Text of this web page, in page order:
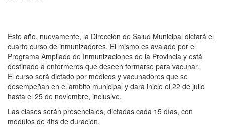
Este año, nuevamente, la Dirección de Salud Municipal dictará el
cuarto curso de inmunizadores. El mismo es avalado por el
Programa Ampliado de Inmunizaciones de la Provincia y está
destinado a enfermeros que deseen formarse para vacunar.
El curso será dictado por médicos y vacunadores que se
desempeñan en el ámbito municipal y dará inicio el 22 de julio
hasta el 25 de noviembre, inclusive.
Las clases serán presenciales, dictadas cada 15 días, con
módulos de 4hs de duración.